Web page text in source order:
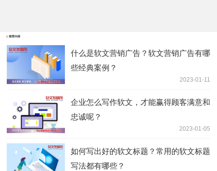
推荐内容
什么是软文营销广告？软文营销广告有哪
些经典案例？
2023-01-11
企业怎么写作软文，才能赢得顾客满意和
忠诚呢？
2023-01-05
如何写出好的软文标题？常用的软文标题
写法都有哪些？